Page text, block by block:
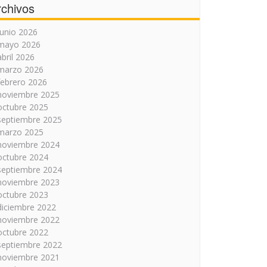
2026
2026
2026
2026
2026
2025
2025
2025
2025
2024
2024
2024
2023
2023
2022
2022
2022
2022
2021